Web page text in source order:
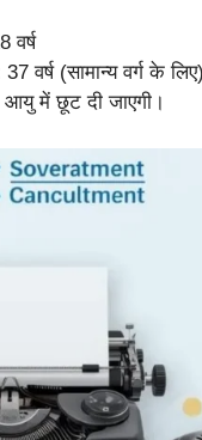
वर्ष
वर्ष (सामान्य वर्ग के लिए)
आयु में छूट दी जाएगी।